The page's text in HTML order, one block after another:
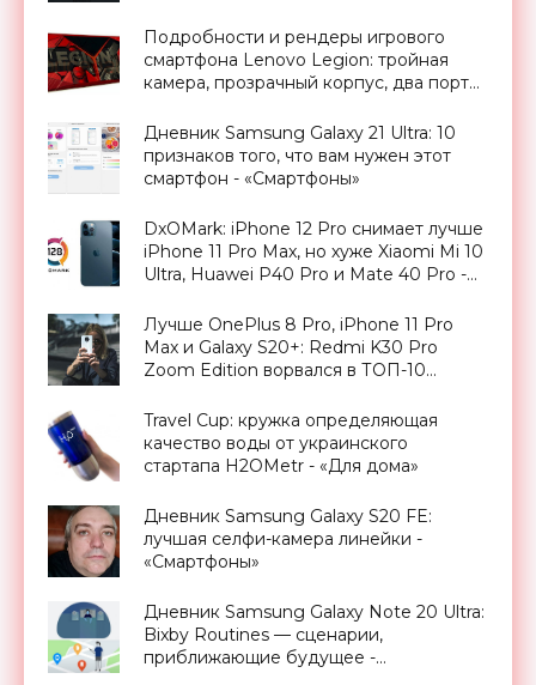
«Смартфоны»
Подробности и рендеры игрового
смартфона Lenovo Legion: тройная
камера, прозрачный корпус, два порта
«Смартфоны»
Дневник Samsung Galaxy 21 Ultra: 10
признаков того, что вам нужен этот
смартфон - «Смартфоны»
DxOMark: iPhone 12 Pro снимает лучше
iPhone 11 Pro Max, но хуже Xiaomi Mi 10
Ultra, Huawei P40 Pro и Mate 40 Pro -
Лучше OnePlus 8 Pro, iPhone 11 Pro
Max и Galaxy S20+: Redmi K30 Pro
Zoom Edition ворвался в ТОП-10
Travel Cup: кружка определяющая
качество воды от украинского
стартапа H2OMetr - «Для дома»
Дневник Samsung Galaxy S20 FE:
лучшая селфи-камера линейки -
«Смартфоны»
Дневник Samsung Galaxy Note 20 Ultra:
Bixby Routines — сценарии,
приближающие будущее -